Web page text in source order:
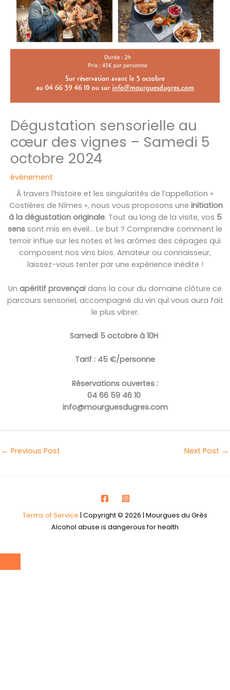
Dégustation sensorielle au
cœur des vignes – Samedi 5
octobre 2024
événement
À travers l’histoire et les singularités de l’appellation «
Costières de Nîmes », nous vous proposons une initiation
à la dégustation originale. Tout au long de la visite, vos 5
sens sont mis en éveil… Le but ? Comprendre comment le
terroir influe sur les notes et les arômes des cépages qui
composent nos vins bios. Amateur ou connaisseur,
laissez-vous tenter par une expérience inédite !
Un apéritif provençal dans la cour du domaine clôture ce
parcours sensoriel, accompagné du vin qui vous aura fait
le plus vibrer.
Samedi 5 octobre à 10H
Tarif : 45 €/personne
Réservations ouvertes :
04 66 59 46 10
info@mourguesdugres.com
← Previous Post Next Post →
Terms of Service | Copyright © 2026 | Mourgues du Grès
Alcohol abuse is dangerous for health